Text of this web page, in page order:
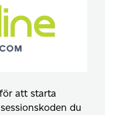
att starta
du